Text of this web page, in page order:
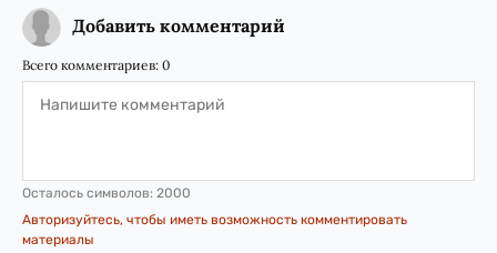
Добавить комментарий
Всего комментариев: 0
Осталось символов: 2000
Авторизуйтесь, чтобы иметь возможность комментировать
материалы